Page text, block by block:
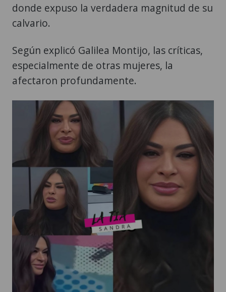
donde expuso la verdadera magnitud de su
calvario.
Según explicó Galilea Montijo, las críticas,
especialmente de otras mujeres, la
afectaron profundamente.